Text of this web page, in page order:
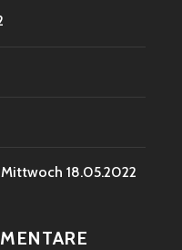
18.05.2022